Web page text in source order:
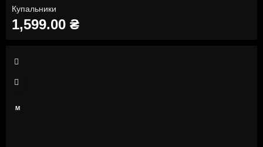
Купальники
1,599.00 ₴
XS
S
M